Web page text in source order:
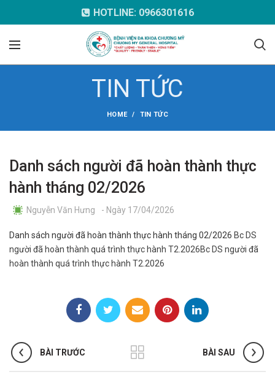
HOTLINE: 0966301616
TIN TỨC
HOME TIN TỨC
Danh sách người đã hoàn thành thực
hành tháng 02/2026
Nguyễn Văn Hưng - Ngày 17/04/2026
Danh sách người đã hoàn thành thực hành tháng 02/2026 Bc DS
người đã hoàn thành quá trình thực hành T2.2026Bc DS người đã
hoàn thành quá trình thực hành T2.2026
BÀI TRƯỚC BÀI SAU